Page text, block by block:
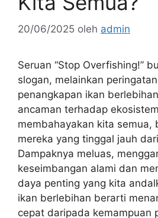
20/06/2025 oleh admin
Seruan “Stop Overfishing!”
slogan, melainkan
penangkapan ikan
ancaman terhadap
membahayakan kita semua,
mereka yang tinggal jauh
Dampaknya meluas,
keseimbangan alami dan
daya penting yang kita
ikan berlebihan berarti
cepat daripada kemampuan